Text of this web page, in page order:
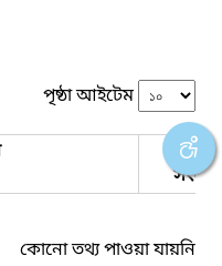
পৃষ্ঠা আইটেম
কোনো তথ্য পাওয়া যায়নি।